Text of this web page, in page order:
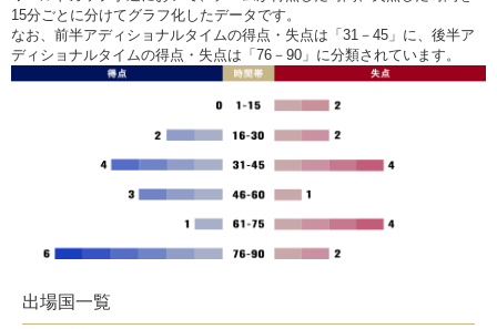
15分ごとに分けてグラフ化したデータです。
なお、前半アディショナルタイムの得点・失点は「31－45」に、後半ア
ディショナルタイムの得点・失点は「76－90」に分類されています。
出場国一覧